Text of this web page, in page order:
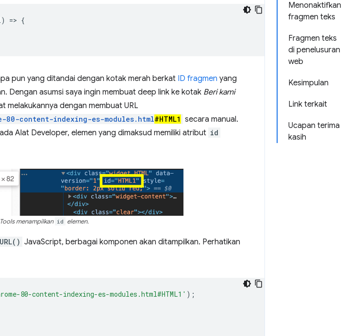
Menonaktifkan
fragmen teks
Fragmen teks
di penelusuran
web
Kesimpulan
Link terkait
Ucapan terima
kasih
) => {
pun yang ditandai dengan kotak merah berkat ID fragmen yang
Dengan asumsi saya ingin membuat deep link ke kotak Beri kami
melakukannya dengan membuat URL
80-content-indexing-es-modules.html#HTML1 secara manual.
Alat Developer, elemen yang dimaksud memiliki atribut id
menampilkan id elemen.
URL() JavaScript, berbagai komponen akan ditampilkan. Perhatikan
80-content-indexing-es-modules.html#HTML1' );